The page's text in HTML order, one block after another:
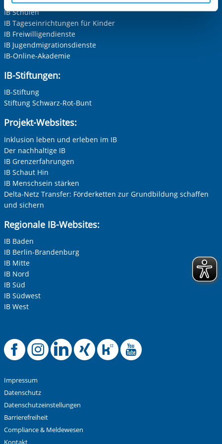
aufgerufenen und somit gewünschten Website-
Funktionen sind. Diese Cookies setzen wir aufgrund
berechtigter Interessen und daher unabhängig von einer
Einwilligung.
Vorherige Folie anzeigen
IB Schulen
IB Tageseinrichtungen für Kinder
IB Freiwilligendienste
IB Jugendmigrationsdienste
IB-Online-Akademie
IB-Stiftungen:
IB-Stiftung
Stiftung Schwarz-Rot-Bunt
Projekt-Websites:
Inklusion leben und erleben im IB
Der nachhaltige IB
IB Grenzerfahrungen
IB Schaut Hin
IB Menschsein stärken
Delta-Netz Transfer: Förderketten zur Grundbildung schaffen
und sichern
Regionale IB-Websites:
IB Baden
IB Berlin-Brandenburg
IB Mitte
IB Nord
IB Süd
IB Südwest
IB West
Offizielle
Offizielle
Offizielle
Offizielle
Offizielle
Impressum
Datenschutz
Datenschutzeinstellungen
Barrierefreiheit
Compliance & Meldewesen
Kontakt